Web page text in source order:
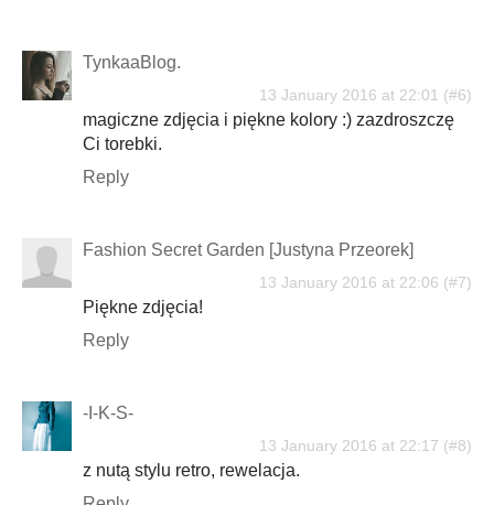
TynkaaBlog.
13 January 2016 at 22:01
magiczne zdjęcia i piękne kolory :) zazdroszczę
Ci torebki.
Reply
Fashion Secret Garden [Justyna Przeorek]
13 January 2016 at 22:06
Piękne zdjęcia!
Reply
-I-K-S-
13 January 2016 at 22:17
z nutą stylu retro, rewelacja.